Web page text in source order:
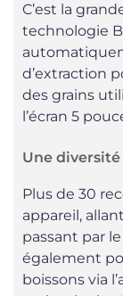
C’est la
technologie
d’extraction
des grains
l’écran 5
Une
Plus de 30
appareil,
passant par
également
boissons via